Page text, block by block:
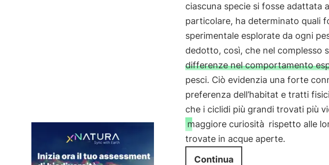
ciascuna specie si fosse adattata
particolare, ha determinato quali
sperimentale esplorate da ogni
dedotto, così, che nel complesso
differenze nel comportamento
pesci. Ciò evidenzia una forte
preferenza dell’habitat e tratti
che i ciclidi più grandi trovati più
maggiore curiosità rispetto alle
trovate in acque aperte.
Continua